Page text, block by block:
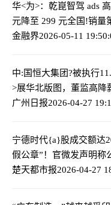
华<为>：乾崑智驾 ads
元降至 299 元全国!销量
金融界2026-05-11
中:国恒大集团?被执行
>展华北版图，董监高降
广州日报2026-04-27
宁德时代{a}股成交额达
假公章”！官微发声明称
楚天都市报2026-04-27